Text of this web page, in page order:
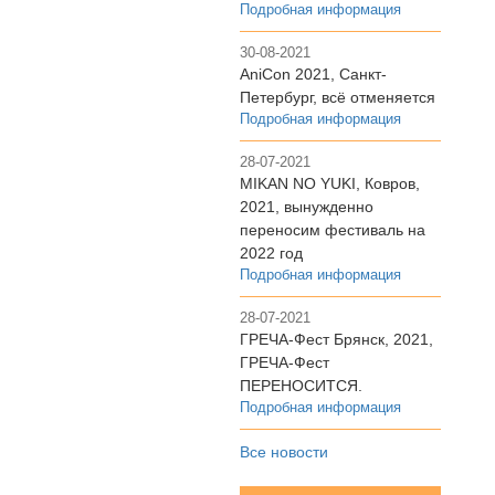
Подробная информация
30-08-2021
AniCon 2021, Санкт-
Петербург, всё отменяется
Подробная информация
28-07-2021
MIKAN NO YUKI, Ковров,
2021, вынужденно
переносим фестиваль на
2022 год
Подробная информация
28-07-2021
ГРЕЧА-Фест Брянск, 2021,
ГРЕЧА-Фест
ПЕРЕНОСИТСЯ.
Подробная информация
Все новости